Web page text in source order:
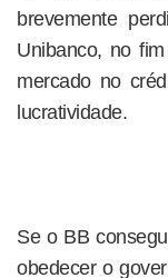
brevemente
Unibanco, no
mercado no
lucratividade.
Se o BB
obedecer o